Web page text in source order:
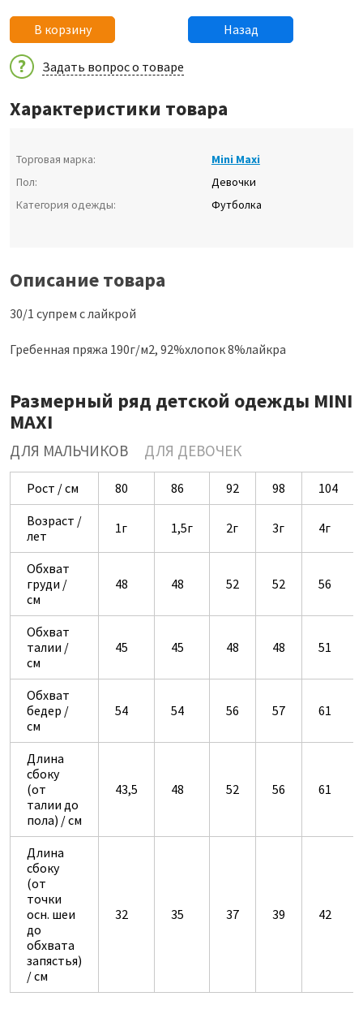
В корзину Назад
Задать вопрос о товаре
Характеристики товара
Торговая марка:
Mini Maxi
Пол:
Девочки
Категория одежды:
Футболка
Описание товара
30/1 супрем с лайкрой
Гребенная пряжа 190г/м2, 92%хлопок 8%лайкра
Размерный ряд детской одежды MINI
MAXI
ДЛЯ МАЛЬЧИКОВ ДЛЯ ДЕВОЧЕК
Рост / см 80 86 92 98
104
Возраст /
лет
1г 1,5г 2г 3г 4г
Обхват
груди /
см
48 48 52 52 56
Обхват
талии /
см
45 45 48 48 51
Обхват
бедер /
см
54 54 56 57 61
Длина
сбоку
(от
талии до
пола) / см
43,5 48 52 56 61
Длина
сбоку
(от
точки
осн. шеи
до
обхвата
запястья)
/ см
32 35 37 39 42